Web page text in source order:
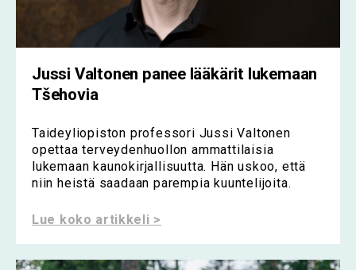
Jussi Valtonen panee lääkärit lukemaan
Tšehovia
Taideyliopiston professori Jussi Valtonen
opettaa terveydenhuollon ammattilaisia
lukemaan kaunokirjallisuutta. Hän uskoo, että
niin heistä saadaan parempia kuuntelijoita.
Lue koko artikkeli >